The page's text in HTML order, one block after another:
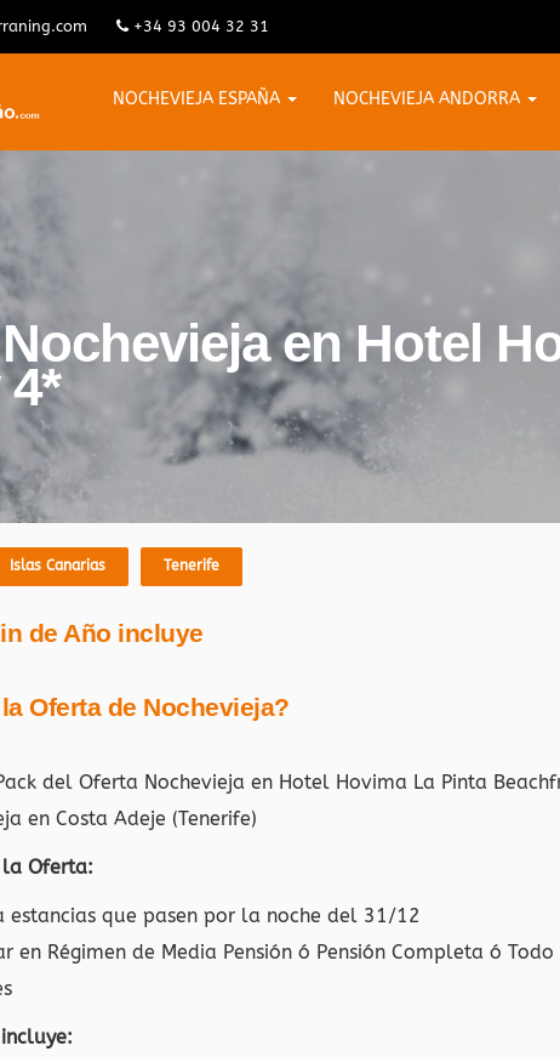
+34 93 004 32 31
NOCHEVIEJA ESPAÑA NOCHEVIEJA ANDORRA
en Hotel
Islas Canarias Tenerife
de Año incluye
Oferta de Nochevieja?
del Oferta Nochevieja en Hotel Hovima La Pinta
en Costa Adeje (Tenerife)
Oferta:
estancias que pasen por la noche del 31/12
en Régimen de Media Pensión ó Pensión Completa ó